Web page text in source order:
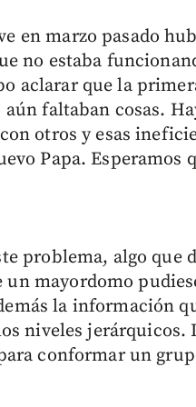
en marzo pasado
no estaba
aclarar que la
faltaban cosas.
otros y esas
Papa. Esperamos
problema, algo que
mayordomo
la información
niveles jerárquicos.
conformar un